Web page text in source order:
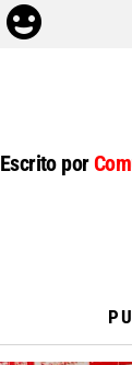
Escrito por